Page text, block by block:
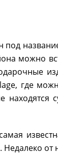
под
можно
где
от